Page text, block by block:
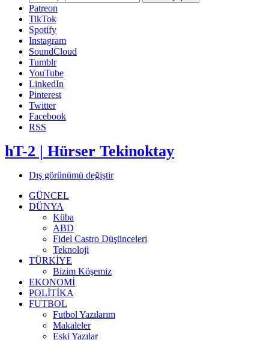
Patreon
TikTok
Spotify
Instagram
SoundCloud
Tumblr
YouTube
LinkedIn
Pinterest
Twitter
Facebook
RSS
hT-2 | Hürser Tekinoktay
Dış görünümü değiştir
GÜNCEL
DÜNYA
Küba
ABD
Fidel Castro Düşünceleri
Teknoloji
TÜRKİYE
Bizim Köşemiz
EKONOMİ
POLİTİKA
FUTBOL
Futbol Yazılarım
Makaleler
Eski Yazılar